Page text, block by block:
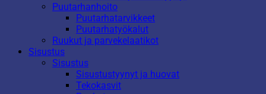
Puutarhanhoito
Puutarhatarvikkeet
Puutarhatyökalut
Ruukut ja parvekelaatikot
Sisustus
Sisustus
Sisustustyynyt ja huovat
Tekokasvit